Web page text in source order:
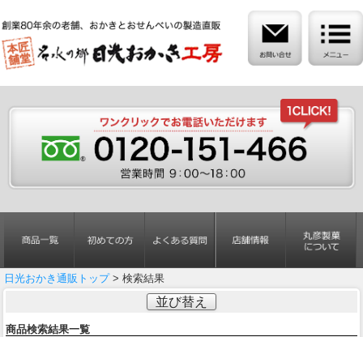
日光おかき通販トップ> 検索結果
並び替え
商品検索結果一覧